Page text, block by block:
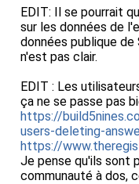
EDIT: Il se pourrait
sur les données de
données publique
n'est pas clair.
EDIT : Les
ça ne se passe pas
https://
users-deleting-
https://
Je pense qu'ils sont
communauté à dos,